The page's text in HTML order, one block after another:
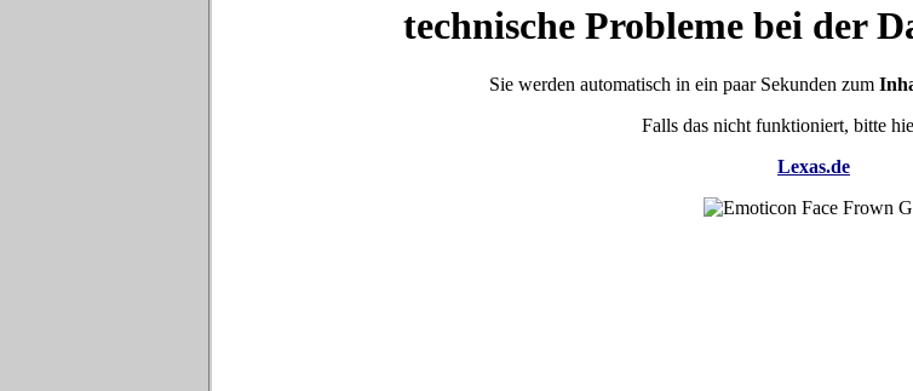
technische Probleme bei der
Sie werden automatisch in ein paar Sekunden zum
Falls das nicht funktioniert, bitte
Lexas.de